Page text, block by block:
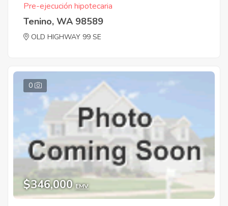
Pre-ejecución hipotecaria
Tenino, WA 98589
OLD HIGHWAY 99 SE
0
$346,000 EMV